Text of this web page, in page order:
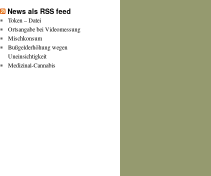
News als RSS feed
Token – Datei
Ortsangabe bei Videomessung
Mischkonsum
Bußgelderhöhung wegen
Uneinsichtigkeit
Medizinal-Cannabis